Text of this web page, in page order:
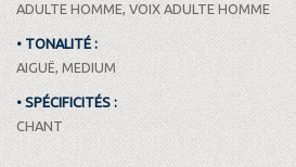
ADULTE HOMME, VOIX ADULTE HOMME
• TONALITÉ :
AIGUË, MEDIUM
• SPÉCIFICITÉS :
CHANT